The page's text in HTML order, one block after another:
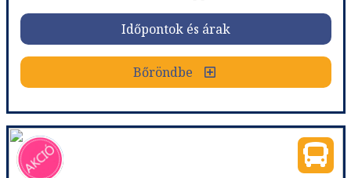
Időpontok és árak
Bőröndbe
Időpontok és árak
Bőröndbe
Szlovén tengerparti vakáció nyaralással - Portoroz 6 nap